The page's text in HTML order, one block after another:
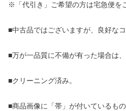
※「代引き」ご希望の方は宅急便を
■中古品ではございますが、良好な
■万が一品質に不備が有った場合は、
■クリーニング済み。
■商品画像に「帯」が付いているも